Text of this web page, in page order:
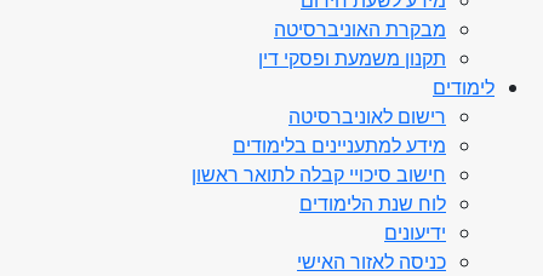
מבקרת האוניברסיטה
תקנון משמעת ופסקי דין
לימודים
רישום לאוניברסיטה
מידע למתעניינים בלימודים
חישוב סיכויי קבלה לתואר ראשון
לוח שנת הלימודים
ידיעונים
כניסה לאזור האישי